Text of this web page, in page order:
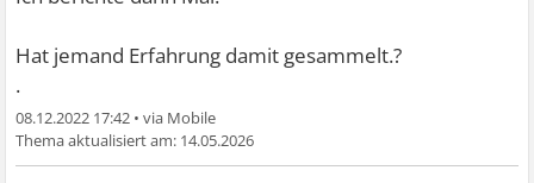
Hat jemand Erfahrung damit gesammelt.?
.
08.12.2022 17:42 •
14.05.2026